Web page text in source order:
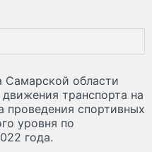
Самарской области
транспорта на
проведения спортивных
уровня по
года.